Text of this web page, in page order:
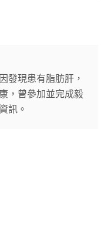
發現患有脂肪肝，
，曾參加並完成毅
訊。